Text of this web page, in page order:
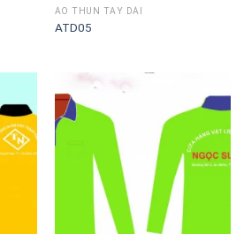
ÁO THUN TAY DÀI
ATD05